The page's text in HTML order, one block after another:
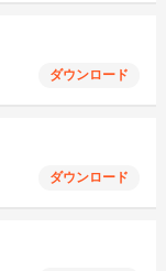
ダウンロード
ダウンロード